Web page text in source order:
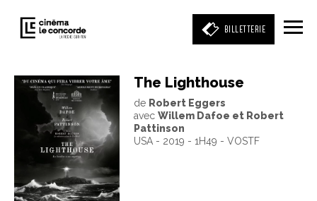
BILLETTERIE
Entrez votre mot clé
(film, réalisateur, acteur, événement)
The Lighthouse
de Robert Eggers
avec Willem Dafoe et Robert
Pattinson
USA - 2019 - 1H49 - VOSTF